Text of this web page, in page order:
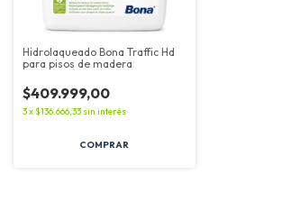
Hidrolaqueado Bona Traffic Hd
para pisos de madera
$409.999,00
3x$136.666,33 sin interés
COMPRAR